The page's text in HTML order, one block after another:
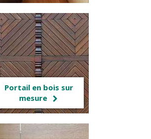
Portail en bois sur
mesure